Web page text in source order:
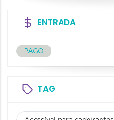
ENTRADA
PAGO
TAG